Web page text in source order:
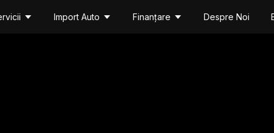
Import Auto Finanțare Despre Noi